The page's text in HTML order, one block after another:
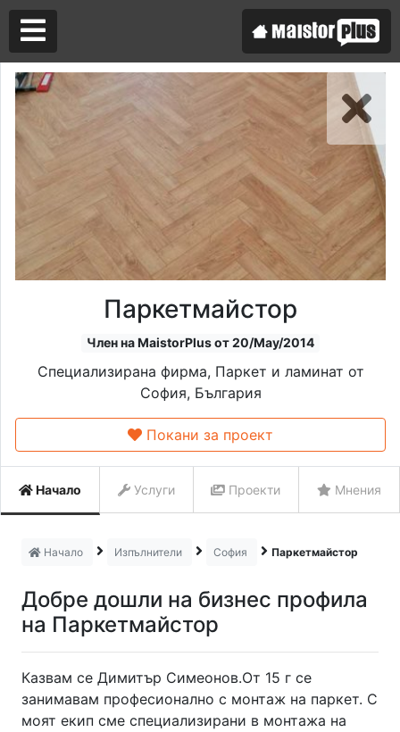
Паркетмайстор
Член на MaistorPlus от 20/May/2014
Специализирана фирма, Паркет и ламинат от
София, България
Покани за проект
Начало Услуги Проекти Мнения
Начало Изпълнители София Паркетмайстор
Добре дошли на бизнес профила
на Паркетмайстор
Казвам се Димитър Симеонов.От 15 г се
занимавам професионално с монтаж на паркет. С
моят екип сме специализирани в монтажа на
Аз съм майстор
Търся майстор